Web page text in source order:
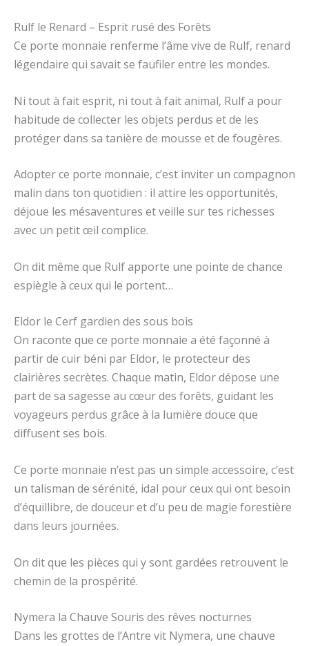
Rulf le Renard – Esprit rusé des Forêts
Ce porte monnaie renferme l’âme vive de Rulf, renard
légendaire qui savait se faufiler entre les mondes.
Ni tout à fait esprit, ni tout à fait animal, Rulf a pour
habitude de collecter les objets perdus et de les
protéger dans sa tanière de mousse et de fougères.
Adopter ce porte monnaie, c’est inviter un compagnon
malin dans ton quotidien : il attire les opportunités,
déjoue les mésaventures et veille sur tes richesses
avec un petit œil complice.
On dit même que Rulf apporte une pointe de chance
espiègle à ceux qui le portent…
Eldor le Cerf gardien des sous bois
On raconte que ce porte monnaie a été façonné à
partir de cuir béni par Eldor, le protecteur des
clairières secrètes. Chaque matin, Eldor dépose une
part de sa sagesse au cœur des forêts, guidant les
voyageurs perdus grâce à la lumière douce que
diffusent ses bois.
Ce porte monnaie n’est pas un simple accessoire, c’est
un talisman de sérénité, idal pour ceux qui ont besoin
d’équillibre, de douceur et d’u peu de magie forestière
dans leurs journées.
On dit que les pièces qui y sont gardées retrouvent le
chemin de la prospérité.
Nymera la Chauve Souris des rêves nocturnes
Dans les grottes de l’Antre vit Nymera, une chauve